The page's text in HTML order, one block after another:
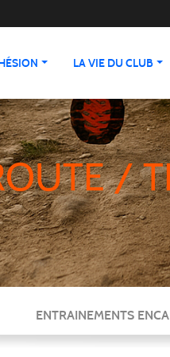
LA VIE DU CLUB
/
ENTRAINEMENTS